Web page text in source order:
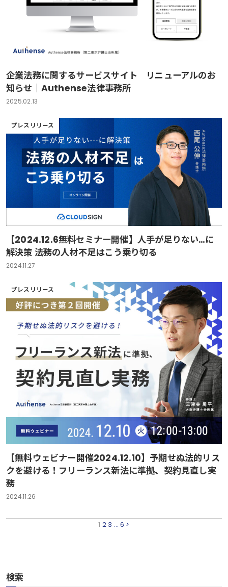
企業法務に関するサービスサイト リニューアルのお
知らせ｜Authense法律事務所
2025.02.13
プレスリリース
【2024.12.6無料セミナー開催】人手が足りない…に
解決策 法務の人材不足はこう乗り切る
2024.11.27
プレスリリース
【無料ウェビナー開催2024.12.10】予期せぬ法的リス
クを避ける！フリーランス新法に準拠、契約見直し実
務
2024.11.26
1 2 3 … 6 >
検索